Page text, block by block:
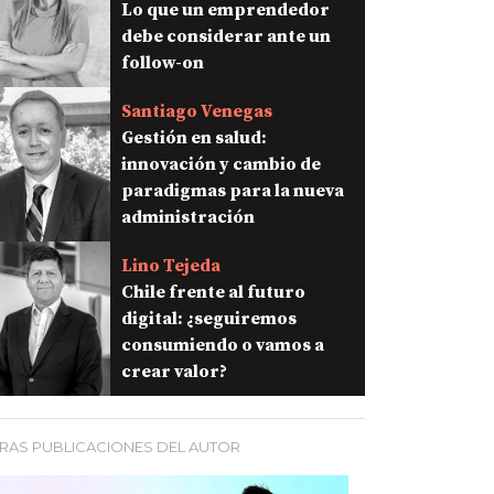
Lo que un emprendedor
debe considerar ante un
follow-on
Santiago Venegas
Gestión en salud:
innovación y cambio de
paradigmas para la nueva
administración
Lino Tejeda
Chile frente al futuro
digital: ¿seguiremos
consumiendo o vamos a
crear valor?
PUBLICACIONES DEL AUTOR